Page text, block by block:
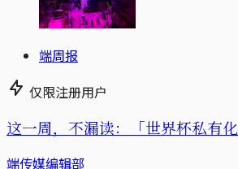
端周报
仅限注册用户
这一周，不漏读：「世界杯私有
端传媒编辑部